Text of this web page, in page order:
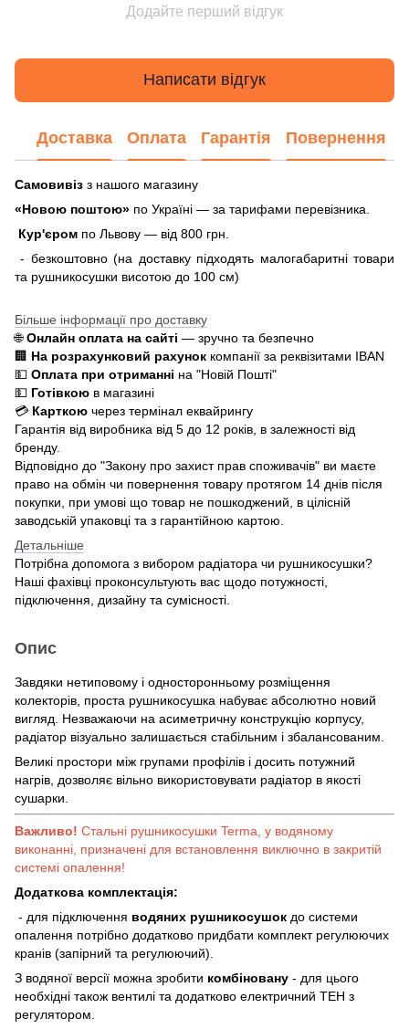
Додайте перший відгук
Написати відгук
Доставка Оплата Гарантія Повернення
Самовивіз з нашого магазину
«Новою поштою» по Україні — за тарифами перевізника.
Кур'єром по Львову — від 800 грн.
- безкоштовно (на доставку підходять малогабаритні товари
та рушникосушки висотою до 100 см)
Більше інформації про доставку
🌐Онлайн оплата на сайті — зручно та безпечно
🏢 На розрахунковий рахунок компанії за реквізитами IBAN
💵 Оплата при отриманні на "Новій Пошті"
💵 Готівкою в магазині
💳 Карткою через термінал еквайрингу
Гарантія від виробника від 5 до 12 років, в залежності від
бренду.
Відповідно до "Закону про захист прав споживачів" ви маєте
право на обмін чи повернення товару протягом 14 днів після
покупки, при умові що товар не пошкоджений, в цілісній
заводській упаковці та з гарантійною картою.
Детальніше
Потрібна допомога з вибором радіатора чи рушникосушки?
Наші фахівці проконсультують вас щодо потужності,
підключення, дизайну та сумісності.
Опис
Завдяки нетиповому і односторонньому розміщення
колекторів, проста рушникосушка набуває абсолютно новий
вигляд. Незважаючи на асиметричну конструкцію корпусу,
радіатор візуально залишається стабільним і збалансованим.
Великі простори між групами профілів і досить потужний
нагрів, дозволяє вільно використовувати радіатор в якості
сушарки.
Важливо! Стальні рушникосушки Terma, у водяному
виконанні, призначені для встановлення виключно в закритій
системі опалення!
Додаткова комплектація:
- для підключення водяних рушникосушок до системи
опалення потрібно додатково придбати комплект регулюючих
кранів (запірний та регулюючий).
З водяної версії можна зробити комбіновану - для цього
необхідні також вентилі та додатково електричний ТЕН з
регулятором.